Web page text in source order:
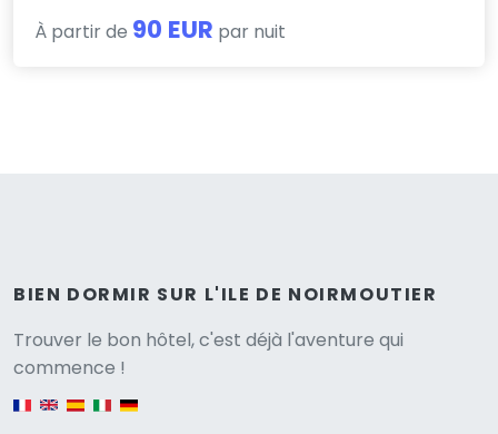
À partir de 90 EUR par nuit
BIEN DORMIR SUR L'ILE DE NOIRMOUTIER
Trouver le bon hôtel, c'est déjà l'aventure qui
commence !